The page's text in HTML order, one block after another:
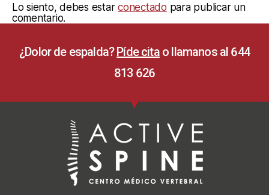
Lo siento, debes estarconectado para publicar un
comentario.
¿Dolor de espalda?Píde citao llamanos al 644
813 626